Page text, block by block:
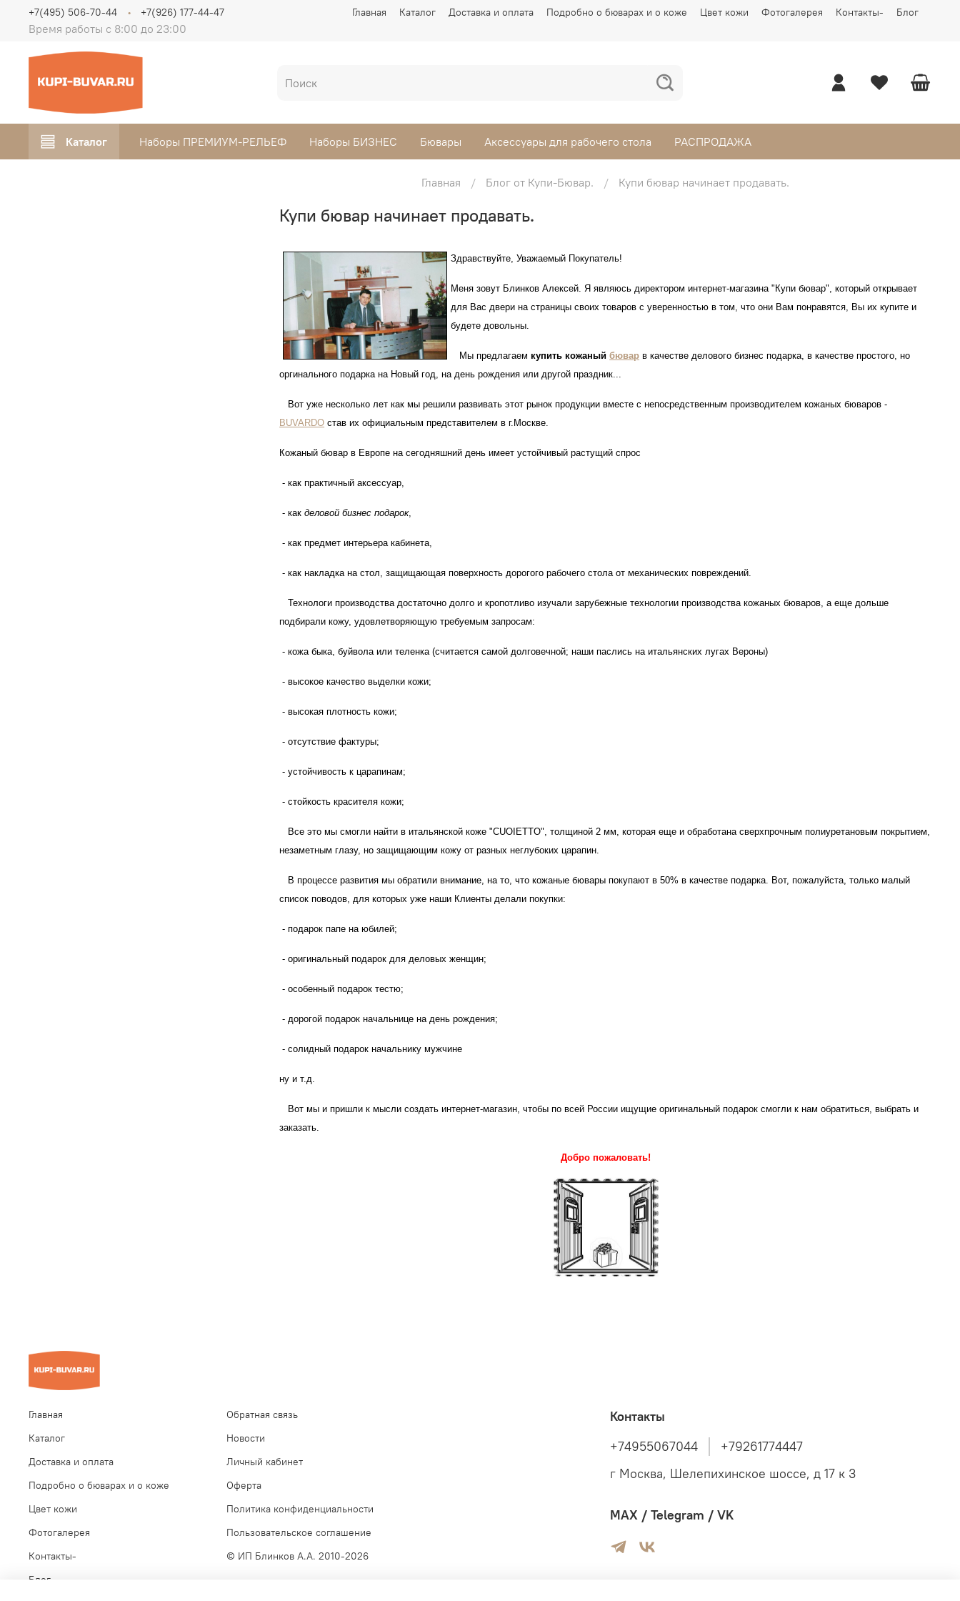
Главная Каталог Доставка и оплата Подробно о бюварах и о коже Цвет кожи Фотогалерея Контакты- Блог
Время работы с 8:00 до 23:00
+7(495) 506-70-44 +7(926) 177-44-47
Каталог Наборы ПРЕМИУМ-РЕЛЬЕФ Наборы БИЗНЕС Бювары Аксессуары для рабочего стола РАСПРОДАЖА
Главная Блог от Купи-Бювар. Купи бювар начинает продавать.
Купи бювар начинает продавать.
Здравствуйте, Уважаемый Покупатель!
Меня зовут Блинков Алексей. Я являюсь директором интернет-магазина "Купи бювар", который открывает
для Вас двери на страницы своих товаров с уверенностью в том, что они Вам понравятся, Вы их купите и
будете довольны.
Мы предлагаемкупить кожаныйбювар в качестве делового бизнес подарка, в качестве простого, но
оргинального подарка на Новый год, на день рождения или другой праздник...
Вот уже несколько лет как мы решили развивать этот рынок продукции вместе с непосредственным производителем кожаных бюваров -
BUVARDO став их официальным представителем в г.Москве.
Кожаный бювар в Европе на сегодняшний день имеет устойчивый растущий спрос
- как практичный аксессуар,
- какделовой бизнес подарок,
- как предмет интерьера кабинета,
- как накладка на стол, защищающая поверхность дорогого рабочего стола от механических повреждений.
Технологи производства достаточно долго и кропотливо изучали зарубежные технологии производства кожаных бюваров, а еще дольше
подбирали кожу, удовлетворяющую требуемым запросам:
- кожа быка, буйвола или теленка (считается самой долговечной; наши паслись на итальянских лугах Вероны)
- высокое качество выделки кожи;
- высокая плотность кожи;
- отсутствие фактуры;
- устойчивость к царапинам;
- стойкость красителя кожи;
Все это мы смогли найти в итальянской коже "CUOIETTO", толщиной 2 мм, которая еще и обработана сверхпрочным полиуретановым покрытием,
незаметным глазу, но защищающим кожу от разных неглубоких царапин.
В процессе развития мы обратили внимание, на то, что кожаные бювары покупают в 50% в качестве подарка. Вот, пожалуйста, только малый
список поводов, для которых уже наши Клиенты делали покупки:
- подарок папе на юбилей;
- оригинальный подарок для деловых женщин;
- особенный подарок тестю;
- дорогой подарок начальнице на день рождения;
- солидный подарок начальнику мужчине
ну и т.д.
Вот мы и пришли к мысли создать интернет-магазин, чтобы по всей России ищущие оригинальный подарок смогли к нам обратиться, выбрать и
заказать.
Добро пожаловать!
Главная
Каталог
Доставка и оплата
Подробно о бюварах и о коже
Цвет кожи
Фотогалерея
Контакты-
Блог
Обратная связь
Новости
Личный кабинет
Оферта
Политика конфиденциальности
Пользовательское соглашение
© ИП Блинков А.А. 2010-2026
Контакты
+74955067044
+79261774447
г Москва, Шелепихинское шоссе, д 17 к 3
MAX / Telegram / VK